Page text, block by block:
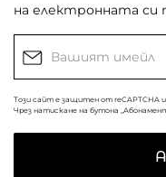
на електронната си
Този сайт е защитен от reCAPTCHA
Чрез натискане на бутона